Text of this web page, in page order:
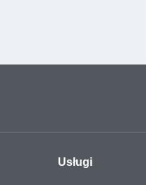
Usługi